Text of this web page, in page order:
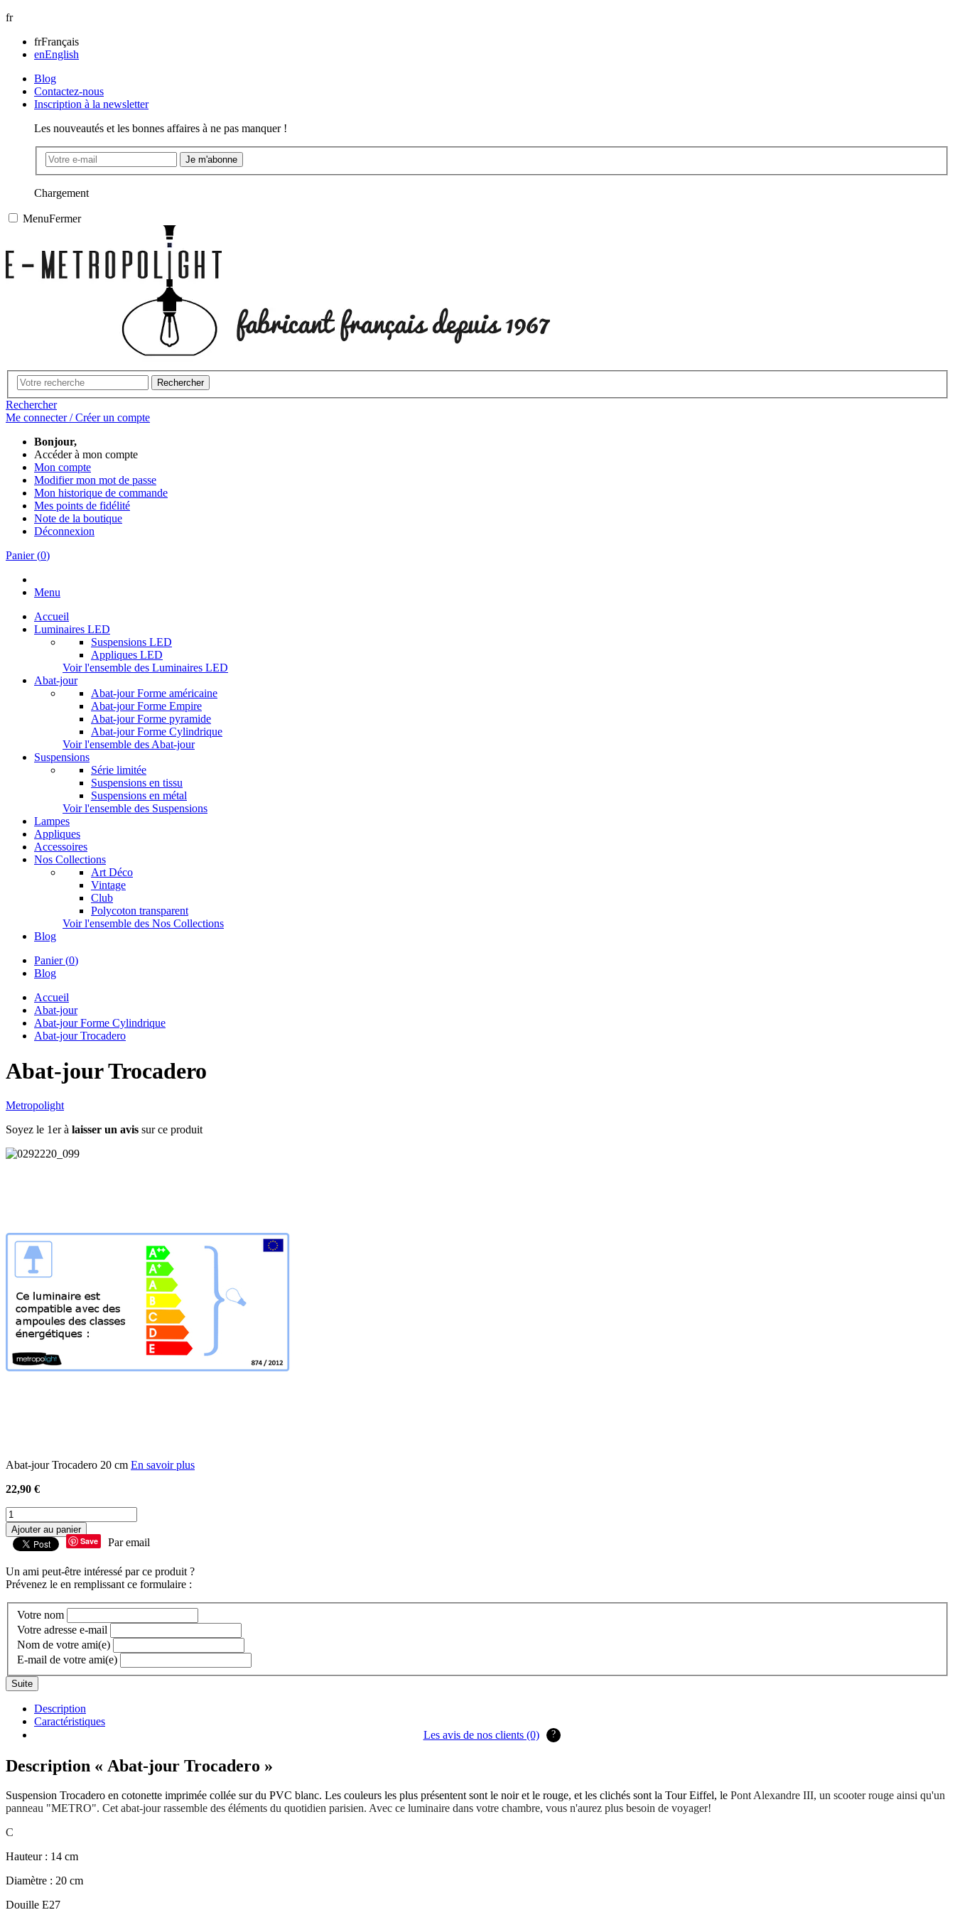
fr
frFrançais
enEnglish
Blog
Contactez-nous
Inscription à la newsletter
Les nouveautés et les bonnes affaires à ne pas manquer !
Je m'abonne
Chargement
MenuFermer
Rechercher
Rechercher
Me connecter / Créer un compte
Bonjour,
Accéder à mon compte
Mon compte
Modifier mon mot de passe
Mon historique de commande
Mes points de fidélité
Note de la boutique
Déconnexion
Panier(0)
Menu
Accueil
Luminaires LED
Suspensions LED
Appliques LED
Voir l'ensemble des Luminaires LED
Abat-jour
Abat-jour Forme américaine
Abat-jour Forme Empire
Abat-jour Forme pyramide
Abat-jour Forme Cylindrique
Voir l'ensemble des Abat-jour
Suspensions
Série limitée
Suspensions en tissu
Suspensions en métal
Voir l'ensemble des Suspensions
Lampes
Appliques
Accessoires
Nos Collections
Art Déco
Vintage
Club
Polycoton transparent
Voir l'ensemble des Nos Collections
Blog
Panier (0)
Blog
Accueil
Abat-jour
Abat-jour Forme Cylindrique
Abat-jour Trocadero
Abat-jour Trocadero
Metropolight
Soyez le 1er à laisser un avis sur ce produit
Abat-jour Trocadero 20 cm En savoir plus
22,90 €
Ajouter au panier
Save
Par email
Un ami peut-être intéressé par ce produit ?
Prévenez le en remplissant ce formulaire :
Votre nom
Votre adresse e-mail
Nom de votre ami(e)
E-mail de votre ami(e)
Suite
Description
Caractéristiques
Les avis de nos clients (0)
?
Description « Abat-jour Trocadero »
Suspension Trocadero en cotonette imprimée collée sur du PVC blanc. Les couleurs les plus présentent sont le noir et le rouge, et les clichés sont la Tour Eiffel, le Pont Alexandre III, un scooter rouge ainsi qu'un
panneau "METRO". Cet abat-jour rassemble des éléments du quotidien parisien. Avec ce luminaire dans votre chambre, vous n'aurez plus besoin de voyager!
C
Hauteur : 14 cm
Diamètre : 20 cm
Douille E27